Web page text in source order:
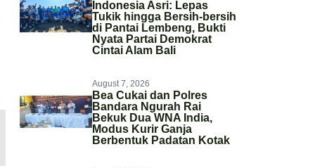
Indonesia Asri: Lepas
Tukik hingga Bersih-bersih
di Pantai Lembeng, Bukti
Nyata Partai Demokrat
Cintai Alam Bali
August 7, 2026
Bea Cukai dan Polres
Bandara Ngurah Rai
Bekuk Dua WNA India,
Modus Kurir Ganja
Berbentuk Padatan Kotak